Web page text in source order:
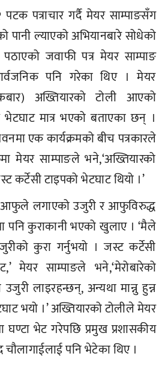
पत्राचार गर्दै मेयर साम्पाङसँग
पानी ल्याएको अभियानबारे सोधेको
जवाफी पत्र मेयर साम्पाङ
पनि गरेका थिए । मेयर
अख्तियारको टोली आएको
भेटघाट मात्र भएको बताएका छन् ।
एक कार्यक्रमको बीच पत्रकारले
मेयर साम्पाङले भने,‘अख्तियारको
कर्टेसी टाइपको भेटघाट थियो ।’
आफुले लगाएको उजुरी र आफुविरुद्ध
पनि कुराकानी भएको खुलाए । ‘मैले
कुरा गर्नुभयो । जस्ट कर्टेसी
मेयर साम्पाङले भने,‘मेरोबारेको
लाइरहन्छन्, अन्यथा मान्नु हुन्न
भयो ।’ अख्तियारको टोलीले मेयर
भेट गरेपछि प्रमुख प्रशासकीय
पनि भेटेका थिए ।